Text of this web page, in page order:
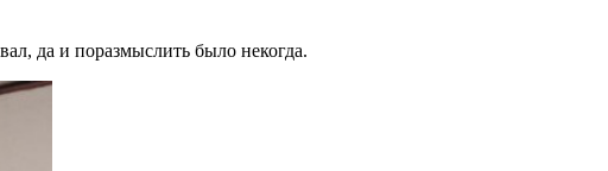
да и поразмыслить было некогда.